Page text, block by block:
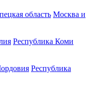
область Москва и
Республика Коми
Республика